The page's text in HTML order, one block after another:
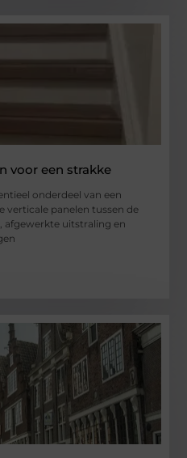
voor een strakke
onderdeel van een
verticale panelen tussen de
afgewerkte uitstraling en